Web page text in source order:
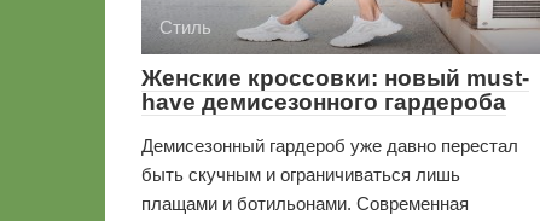
Стиль
Женские кроссовки: новый must-
have демисезонного гардероба
Демисезонный гардероб уже давно перестал
быть скучным и ограничиваться лишь
плащами и ботильонами. Современная